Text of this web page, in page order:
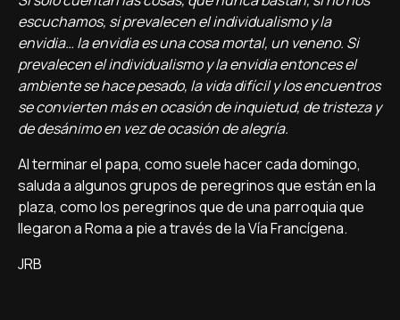
escuchamos, si prevalecen el individualismo y la
envidia… la envidia es una cosa mortal, un veneno. Si
prevalecen el individualismo y la envidia entonces el
ambiente se hace pesado, la vida difícil y los encuentros
se convierten más en ocasión de inquietud, de tristeza y
de desánimo en vez de ocasión de alegría.
Al terminar el papa, como suele hacer cada domingo,
saluda a algunos grupos de peregrinos que están en la
plaza, como los peregrinos que de una parroquia que
llegaron a Roma a pie a través de la Vía Francígena.
JRB